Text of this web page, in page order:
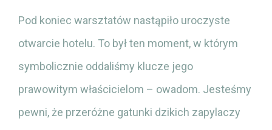
Pod koniec warsztatów nastąpiło uroczyste
otwarcie hotelu. To był ten moment, w którym
symbolicznie oddaliśmy klucze jego
prawowitym właścicielom – owadom. Jesteśmy
pewni, że przeróżne gatunki dzikich zapylaczy